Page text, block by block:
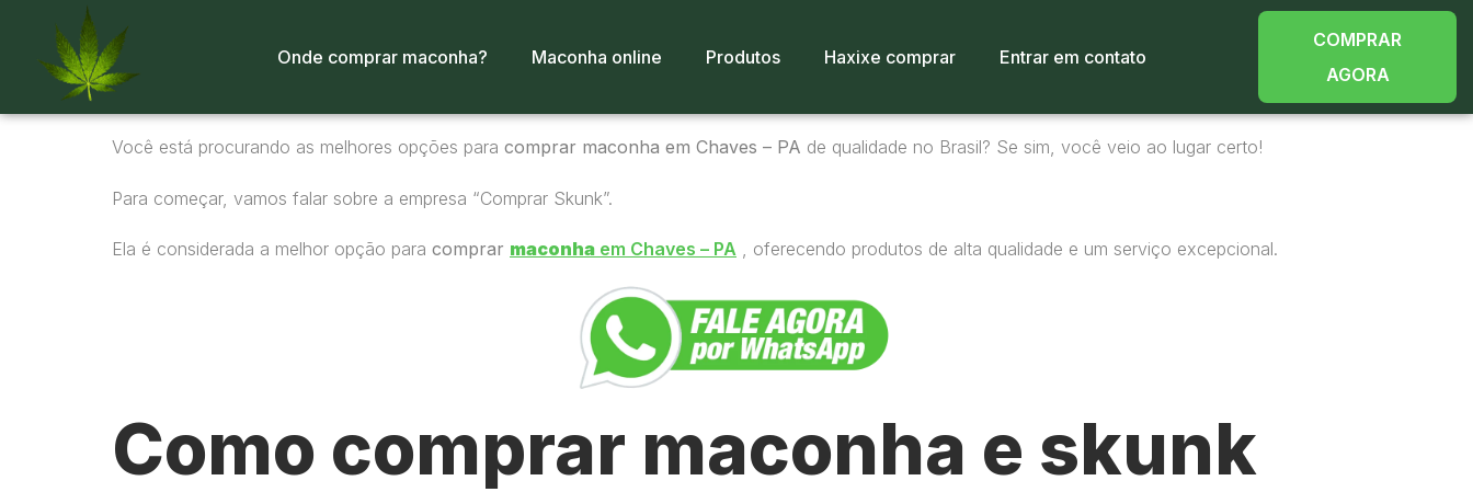
Onde comprar maconha? Maconha online Produtos Haxixe comprar Entrar em contato
COMPRAR
AGORA
Você está procurando as melhores opções para comprar maconha em Chaves – PA de qualidade no Brasil? Se sim, você veio ao lugar certo!
Para começar, vamos falar sobre a empresa “Comprar Skunk”.
Ela é considerada a melhor opção para comprar maconha em Chaves – PA , oferecendo produtos de alta qualidade e um serviço excepcional.
Como comprar maconha e skunk